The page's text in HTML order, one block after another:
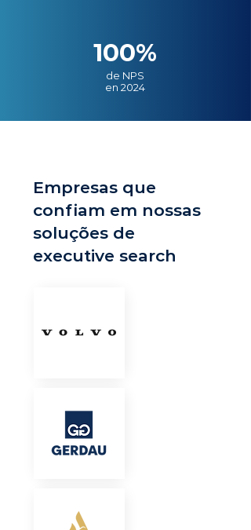
100%
de NPS
en 2024
Empresas que
confiam em nossas
soluções de
executive search